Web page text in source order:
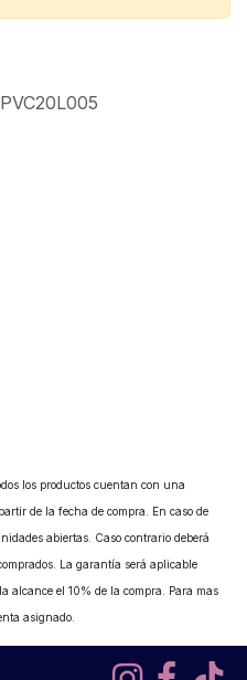
los productos cuentan con una
de la fecha de compra. En caso de
abiertas. Caso contrario deberá
La garantía será aplicable
alcance el 10% de la compra. Para mas
asignado.